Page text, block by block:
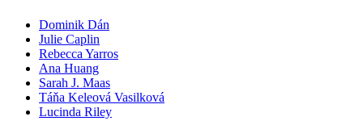
Dominik Dán
Julie Caplin
Rebecca Yarros
Ana Huang
Sarah J. Maas
Táňa Keleová Vasilková
Lucinda Riley